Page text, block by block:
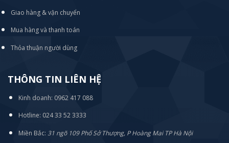
Giao hàng & vận chuyển
Mua hàng và thanh toán
Thỏa thuận người dùng
THÔNG TIN LIÊN HỆ
Kinh doanh: 0962 417 088
Hotline: 024 33 52 3333
Miền Bắc: 31 ngõ 109 Phố Sở Thượng, P Hoàng Mai TP Hà Nội